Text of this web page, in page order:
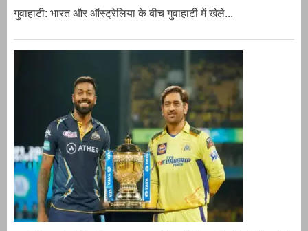
गुवाहाटी: भारत और ऑस्‍ट्रेलिया के बीच गुवाहाटी में खेले...